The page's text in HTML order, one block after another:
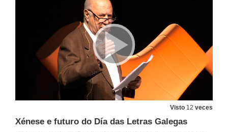
Visto 12 veces
Xénese e futuro do Día das Letras Galegas